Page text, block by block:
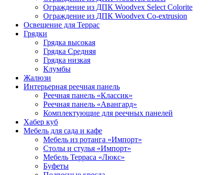
Ограждение из ДПК Woodvex Select Colorite
Ограждение из ДПК Woodvex Co-extrusion
Освещение для Террас
Грядки
Грядка высокая
Грядка Средняя
Грядка низкая
Клумбы
Жалюзи
Интерьерная реечная панель
Реечная панель «Классик»
Реечная панель «Авангард»
Комплектующие для реечных панелей
Хабер куб
Мебель для сада и кафе
Мебель из ротанга «Импорт»
Столы и стулья «Импорт»
Мебель Терраса «Люкс»
Буфеты